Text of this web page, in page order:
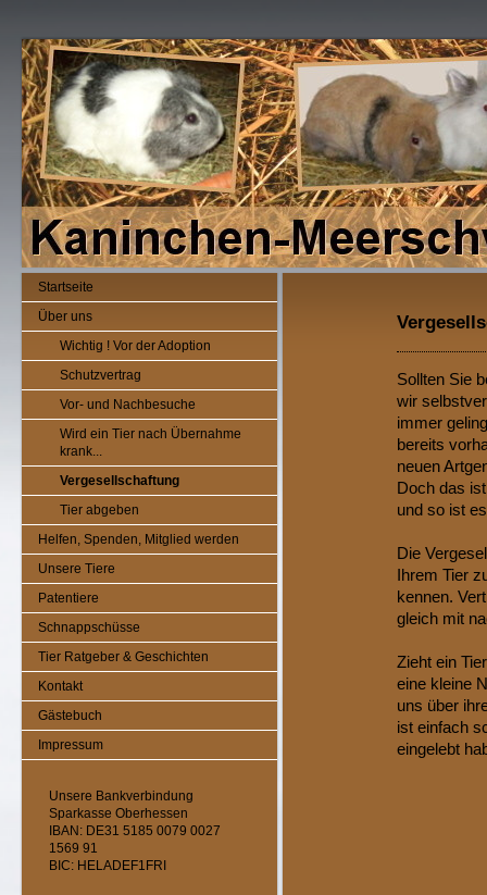
Startseite
Über uns
Wichtig ! Vor der Adoption
Schutzvertrag
Vor- und Nachbesuche
Wird ein Tier nach Übernahme
krank...
Vergesellschaftung
Tier abgeben
Helfen, Spenden, Mitglied werden
Unsere Tiere
Patentiere
Schnappschüsse
Tier Ratgeber & Geschichten
Kontakt
Gästebuch
Impressum
Unsere Bankverbindung
Sparkasse Oberhessen
IBAN: DE31 5185 0079 0027
1569 91
BIC: HELADEF1FRI
Sollten Sie
wir
immer
bereits
neuen
Doch das
und so ist
Die
Ihrem Tier
kennen.
gleich mit
Zieht ein
eine kleine
uns über
ist einfach
eingelebt